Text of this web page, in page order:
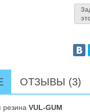
ОТЗЫВЫ (3)
резина VUL-GUM